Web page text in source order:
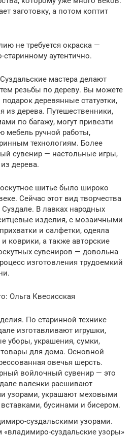
заготовку, а потом коптит
не требуется окраска —
аутентично.
мастера делают
резьбы по дереву. Вы можете
деревянные статуэтки,
из дерева. Путешественники,
по багажу, могут привезти
мебель ручной работы,
технологиям. Более
сувенир — настольные игры,
дерева.
шитье было широко
Сейчас этот вид творчества
В лавках народных
изделия, с мозаичными
и салфетки, одеяла
коврики, а также авторские
сувениров — довольна
изготовления трудоемкий
Ольга Квесисская
По старинной технике
изготавливают игрушки,
уборы, украшения, сумки,
для дома. Основной
овечья шерсть.
войлочный сувенир — это
валенки расшивают
узорами, украшают меховыми
бусинами и бисером.
суздальскими узорами.
суздальские узоры»